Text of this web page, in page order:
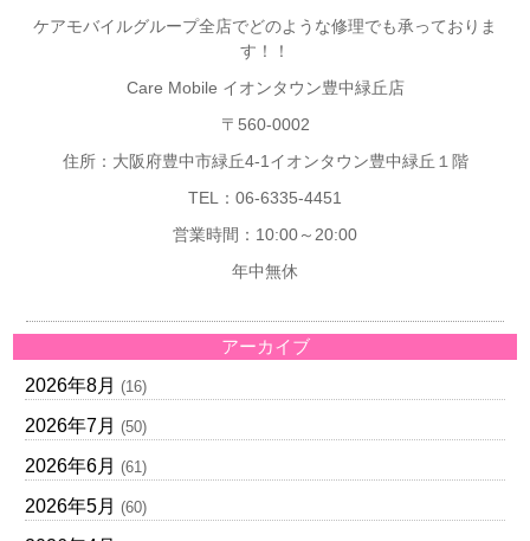
ケアモバイルグループ全店でどのような修理でも承っておりま
す！！
Care Mobile イオンタウン豊中緑丘店
〒560-0002
住所：大阪府豊中市緑丘4-1イオンタウン豊中緑丘１階
TEL：06-6335-4451
営業時間：10:00～20:00
年中無休
アーカイブ
2026年8月 (16)
2026年7月 (50)
2026年6月 (61)
2026年5月 (60)